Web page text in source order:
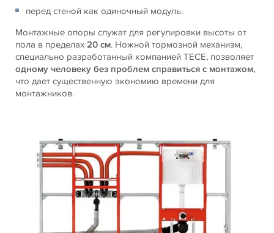
перед стеной как одиночный модуль.
Монтажные опоры служат для регулировки высоты от
пола в пределах20 см. Ножной тормозной механизм,
специально разработанный компанией TECE, позволяет
одному человеку без проблем справиться с монтажом,
что дает существенную экономию времени для
монтажников.